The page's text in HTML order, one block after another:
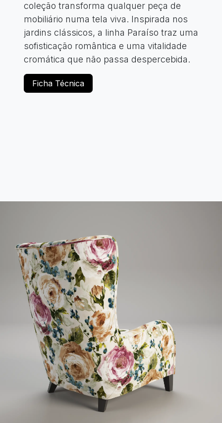
coleção transforma qualquer peça de
mobiliário numa tela viva. Inspirada nos
jardins clássicos, a linha Paraíso traz uma
sofisticação romântica e uma vitalidade
cromática que não passa despercebida.
Ficha Técnica